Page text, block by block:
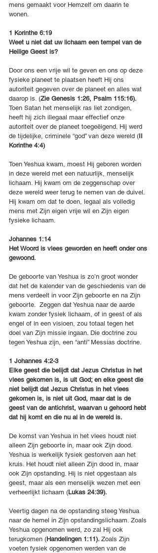
mens gemaakt voor Hemzelf om daarin te
wonen.
1 Korinthe 6:19
Weet u niet dat uw lichaam een tempel van de
Heilige Geest is?
Door ons een vrije wil te geven en ons op deze
fysieke planeet te plaatsen heeft Hij ons
autoriteit gegeven over de planeet en alles wat
daarop is. (Zie Genesis 1:26, Psalm 115:16).
Toen Satan het menselijk ras liet zondigen,
heeft hij zich illegaal maar effectief onze
autoriteit over de planeet toegeëigend. Hij werd
de tijdelijke, criminele “god” van deze wereld (II
Korinthe 4:4)
Toen Yeshua kwam, moest Hij geboren worden
in deze wereld met een natuurlijk, menselijk
lichaam. Hij kwam om de zeggenschap over
deze wereld weer terug te nemen van de duivel.
Hij kwam om dat te doen, legaal als volledig
mens met Zijn eigen vrije wil en Zijn eigen
fysieke lichaam.
Johannes 1:14
Het Woord is vlees geworden en heeft onder ons
gewoond.
De geboorte van Yeshua is zo’n groot wonder
dat het de kalender van de geschiedenis van de
mens verdeelt in voor Zijn geboorte en na Zijn
geboorte.  Zeggen dat Yeshua naar de aarde
kwam zonder fysiek lichaam, of in geest of als
engel of in een visioen, zou totaal tegen het
doel van Zijn missie ingaan. Die doctrine zou
tegen Yeshua zijn, een “anti” Messias doctrine.
1 Johannes 4:2-3
Elke geest die belijdt dat Jezus Christus in het
vlees gekomen is, is uit God; en elke geest die
niet belijdt dat Jezus Christus in het vlees
gekomen is, is niet uit God, maar dat is de
geest van de antichrist, waarvan u gehoord hebt
dat hij komt en die nu al in de wereld is.
De komst van Yeshua in het vlees houdt niet
alleen Zijn geboorte in, maar ook Zijn dood.
Yeshua is werkelijk fysiek gestorven aan het
kruis. Het houdt niet alleen Zijn dood in, maar
ook Zijn opstanding. Hij is niet opgestaan als
geest, maar als een menselijk wezen met een
verheerlijkt lichaam (Lukas 24:39).
Veertig dagen na de opstanding steeg Yeshua
naar de hemel in Zijn opstandingslichaam. Zoals
Yeshua opgenomen werd, zo zal Hij ook
terugkomen (Handelingen 1:11). Zoals Zijn
voeten fysiek opgenomen werden van de